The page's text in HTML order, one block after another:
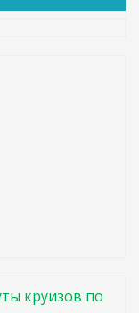
круизов по